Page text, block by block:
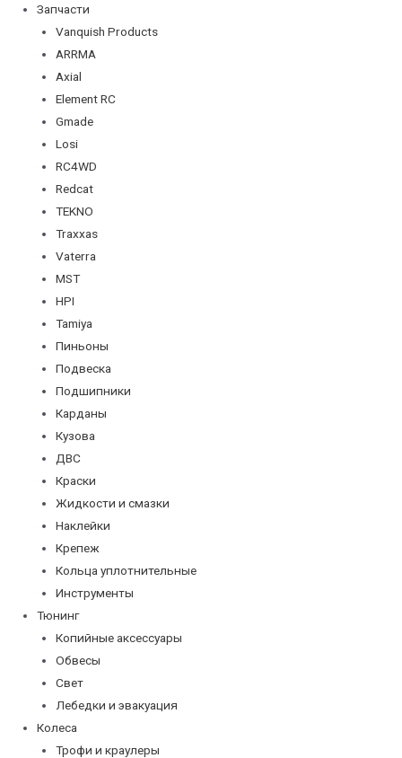
Запчасти
Vanquish Products
ARRMA
Axial
Element RC
Gmade
Losi
RC4WD
Redcat
TEKNO
Traxxas
Vaterra
MST
HPI
Tamiya
Пиньоны
Подвеска
Подшипники
Карданы
Кузова
ДВС
Краски
Жидкости и смазки
Наклейки
Крепеж
Кольца уплотнительные
Инструменты
Тюнинг
Копийные аксессуары
Обвесы
Свет
Лебедки и эвакуация
Колеса
Трофи и краулеры